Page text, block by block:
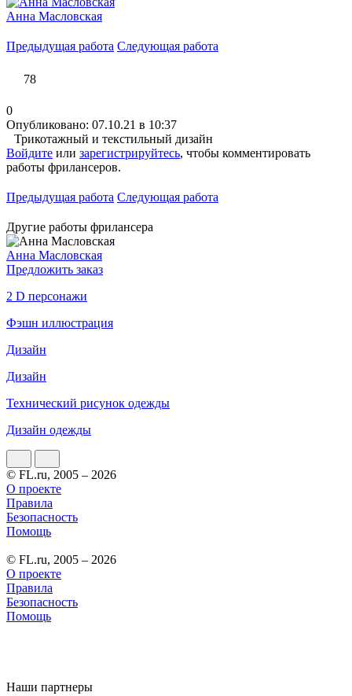
Анна Масловская
Предыдущая работа Следующая работа
78
0
Опубликовано: 07.10.21 в 10:37
Трикотажный и текстильный дизайн
Войдите или зарегистрируйтесь, чтобы комментировать
работы фрилансеров.
Предыдущая работа Следующая работа
Другие работы фрилансера
Анна Масловская
Предложить заказ
2 D персонажи
Фэшн иллюстрация
Дизайн
Дизайн
Технический рисунок одежды
Дизайн одежды
© FL.ru, 2005 – 2026
О проекте
Правила
Безопасность
Помощь
© FL.ru, 2005 – 2026
О проекте
Правила
Безопасность
Помощь
Наши партнеры